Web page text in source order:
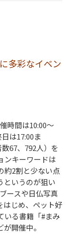
多彩なイベン
時間は10:00～
は17:00ま
67、792人）を
ンキーワードは
約2割と少ない点
というのが狙い
ースや日仏写真
はじめ、ペット好
いる書籍「#まみ
開催中。